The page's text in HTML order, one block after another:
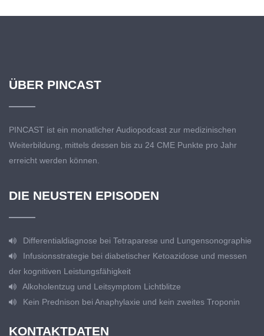
ÜBER PINCAST
PINCAST ist ein monatlicher Audiopodcast zur medizinischen
Weiterbildung, mittels dessen bis zu 24 CME Punkte pro Jahr
erreicht werden können.
DIE NEUSTEN EPISODEN
Differentialdiagnose bei Tetraparese und Lungensonographie
Infusionsstrategie bei diabetischer Ketoazidose und messen
der kognitiven Leistungsfähigkeit
Alkoholentzug und Leitsymptom Lichtblitze
Kein Prednison bei Anaphylaxie und kein zweites Troponin
KONTAKTDATEN